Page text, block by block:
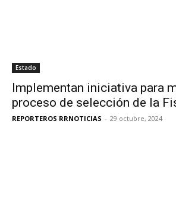
Estado
Implementan iniciativa para
proceso de selección de la
REPORTEROS RRNOTICIAS - 29 octubre, 2024